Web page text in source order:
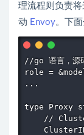
理流程则负责
动 Envoy。下
//go 语言，
role =
...
type Proxy
//